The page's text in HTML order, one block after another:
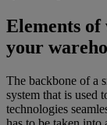
Elements
your
The backbone of a
system that is used
technologies